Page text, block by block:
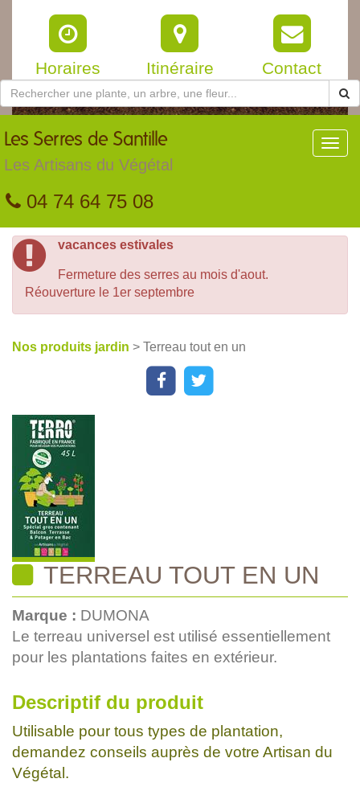
Horaires Itinéraire Contact
Les Serres de Santille
Les Artisans du Végétal
04 74 64 75 08
vacances estivales
Fermeture des serres au mois d'aout.
Réouverture le 1er septembre
Nos produits jardin > Terreau tout en un
TERREAU TOUT EN UN
Marque : DUMONA
Le terreau universel est utilisé essentiellement
pour les plantations faites en extérieur.
Descriptif du produit
Utilisable pour tous types de plantation,
demandez conseils auprès de votre Artisan du
Végétal.